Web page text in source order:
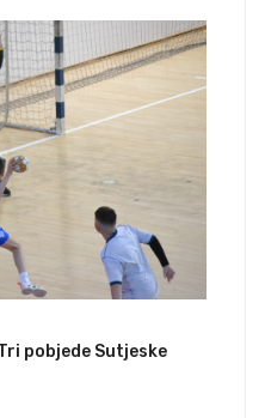
pobjede Sutjeske